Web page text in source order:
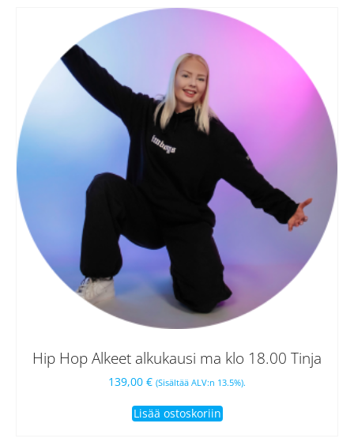
Hip Hop Alkeet alkukausi ma klo 18.00 Tinja
139,00 € (Sisältää ALV:n 13.5%).
Lisää ostoskoriin